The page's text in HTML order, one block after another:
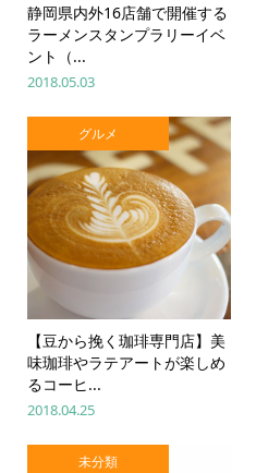
静岡県内外16店舗で開催する
ラーメンスタンプラリーイベ
ント（...
2018.05.03
グルメ
【豆から挽く珈琲専門店】美
味珈琲やラテアートが楽しめ
るコーヒ...
2018.04.25
未分類